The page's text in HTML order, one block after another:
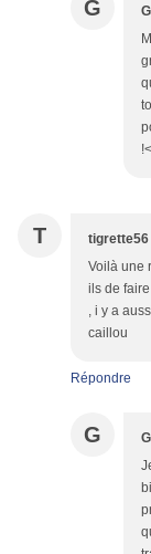
G
T tigrette56
Voilà une
ils de
, i y a
caillou
Répondre
G